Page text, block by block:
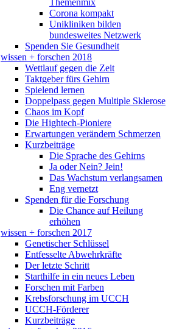
Themenmix
Corona kompakt
Unikliniken bilden
bundesweites Netzwerk
Spenden Sie Gesundheit
wissen + forschen 2018
Wettlauf gegen die Zeit
Taktgeber fürs Gehirn
Spielend lernen
Doppelpass gegen Multiple Sklerose
Chaos im Kopf
Die Hightech-Pioniere
Erwartungen verändern Schmerzen
Kurzbeiträge
Die Sprache des Gehirns
Ja oder Nein? Jein!
Das Wachstum verlangsamen
Eng vernetzt
Spenden für die Forschung
Die Chance auf Heilung
erhöhen
wissen + forschen 2017
Genetischer Schlüssel
Entfesselte Abwehrkräfte
Der letzte Schritt
Starthilfe in ein neues Leben
Forschen mit Farben
Krebsforschung im UCCH
UCCH-Förderer
Kurzbeiträge